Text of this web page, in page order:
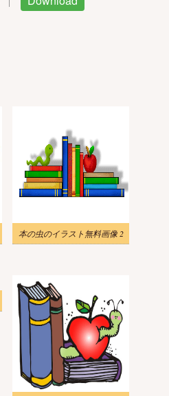
本の虫のイラスト無料画像 2